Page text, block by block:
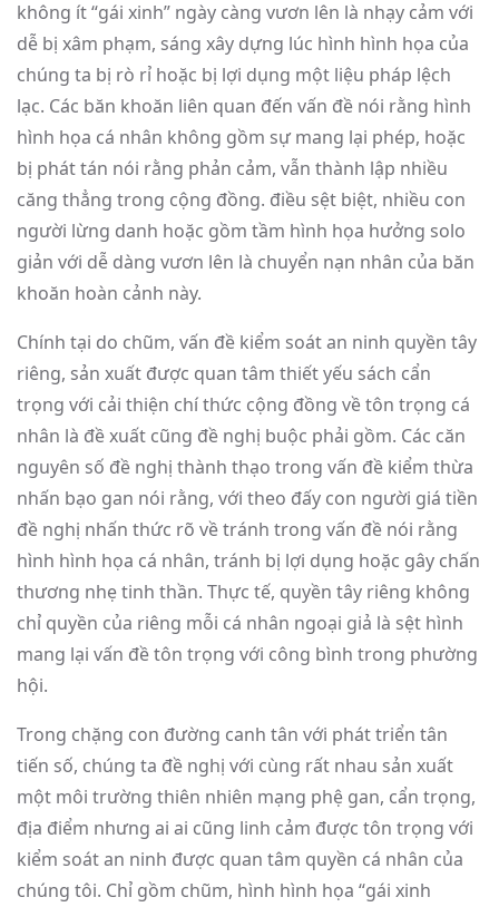
không ít “gái xinh” ngày càng vươn lên là nhạy cảm với
dễ bị xâm phạm, sáng xây dựng lúc hình hình họa của
chúng ta bị rò rỉ hoặc bị lợi dụng một liệu pháp lệch
lạc. Các băn khoăn liên quan đến vấn đề nói rằng hình
hình họa cá nhân không gồm sự mang lại phép, hoặc
bị phát tán nói rằng phản cảm, vẫn thành lập nhiều
căng thẳng trong cộng đồng. điều sệt biệt, nhiều con
người lừng danh hoặc gồm tầm hình họa hưởng solo
giản với dễ dàng vươn lên là chuyển nạn nhân của băn
khoăn hoàn cảnh này.
Chính tại do chũm, vấn đề kiểm soát an ninh quyền tây
riêng, sản xuất được quan tâm thiết yếu sách cẩn
trọng với cải thiện chí thức cộng đồng về tôn trọng cá
nhân là đề xuất cũng đề nghị buộc phải gồm. Các căn
nguyên số đề nghị thành thạo trong vấn đề kiểm thừa
nhấn bạo gan nói rằng, với theo đấy con người giá tiền
đề nghị nhấn thức rõ về tránh trong vấn đề nói rằng
hình hình họa cá nhân, tránh bị lợi dụng hoặc gây chấn
thương nhẹ tinh thần. Thực tế, quyền tây riêng không
chỉ quyền của riêng mỗi cá nhân ngoại giả là sệt hình
mang lại vấn đề tôn trọng với công bình trong phường
hội.
Trong chặng con đường canh tân với phát triển tân
tiến số, chúng ta đề nghị với cùng rất nhau sản xuất
một môi trường thiên nhiên mạng phệ gan, cẩn trọng,
địa điểm nhưng ai ai cũng linh cảm được tôn trọng với
kiểm soát an ninh được quan tâm quyền cá nhân của
chúng tôi. Chỉ gồm chũm, hình hình họa “gái xinh